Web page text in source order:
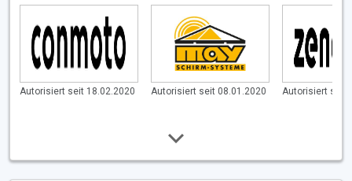
Autorisiert seit 18.02.2020 Autorisiert seit 08.01.2020 Autorisiert seit